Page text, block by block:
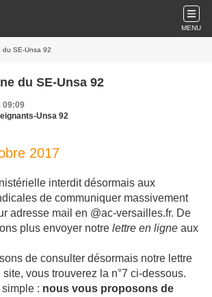
MENU
du SE-Unsa 92
du SE-Unsa 92
09:09
Unsa 92
2017
interdit désormais aux
de communiquer massivement
adresse mail en @ac-versailles.fr. De
plus envoyer notre lettre en ligne aux
de consulter désormais notre lettre
vous trouverez la n°7 ci-dessous.
: nous vous proposons de